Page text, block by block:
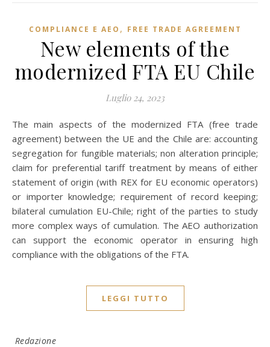
COMPLIANCE E AEO , FREE TRADE AGREEMENT
New elements of the
modernized FTA EU Chile
Luglio 24, 2023
The main aspects of the modernized FTA (free trade
agreement) between the UE and the Chile are: accounting
segregation for fungible materials; non alteration principle;
claim for preferential tariff treatment by means of either
statement of origin (with REX for EU economic operators)
or importer knowledge; requirement of record keeping;
bilateral cumulation EU-Chile; right of the parties to study
more complex ways of cumulation. The AEO authorization
can support the economic operator in ensuring high
compliance with the obligations of the FTA.
LEGGI TUTTO
Redazione